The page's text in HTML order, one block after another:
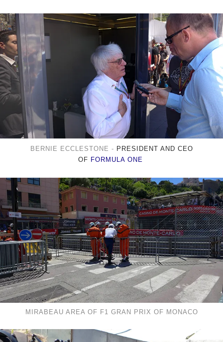
BERNIE ECCLESTONE - PRESIDENT AND CEO
OF FORMULA ONE
MIRABEAU AREA OF F1 GRAN PRIX OF MONACO